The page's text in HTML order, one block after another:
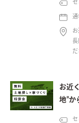
通
長
だ
お近
地”か